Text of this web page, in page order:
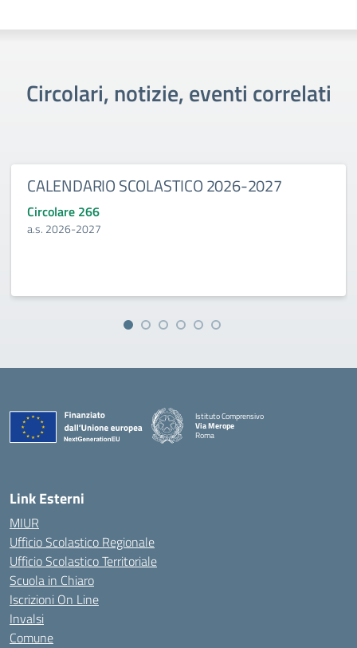
Circolari, notizie, eventi correlati
CALENDARIO SCOLASTICO 2026-2027
Circolare 266
a.s. 2026-2027
Istituto Comprensivo
Via Merope
Roma
Link Esterni
MIUR
Ufficio Scolastico Regionale
Ufficio Scolastico Territoriale
Scuola in Chiaro
Iscrizioni On Line
Invalsi
Comune